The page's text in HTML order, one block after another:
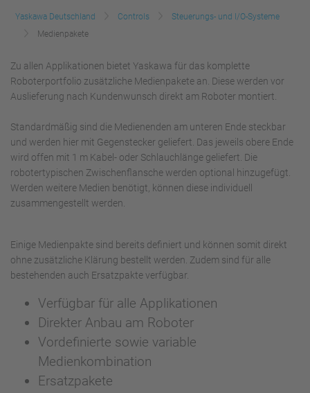
Yaskawa Deutschland Controls
Steuerungs- und I/O-Systeme
Medienpakete
Zu allen Applikationen bietet Yaskawa für das komplette
Roboterportfolio zusätzliche Medienpakete an. Diese werden vor
Auslieferung nach Kundenwunsch direkt am Roboter montiert.
Standardmäßig sind die Medienenden am unteren Ende steckbar
und werden hier mit Gegenstecker geliefert. Das jeweils obere Ende
wird offen mit 1 m Kabel- oder Schlauchlänge geliefert. Die
robotertypischen Zwischenflansche werden optional hinzugefügt.
Werden weitere Medien benötigt, können diese individuell
zusammengestellt werden.
Einige Medienpakte sind bereits definiert und können somit direkt
ohne zusätzliche Klärung bestellt werden. Zudem sind für alle
bestehenden auch Ersatzpakte verfügbar.
Verfügbar für alle Applikationen
Direkter Anbau am Roboter
Vordefinierte sowie variable
Medienkombination
Ersatzpakete